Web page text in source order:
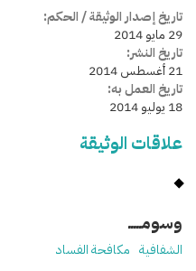
تاريخ إصدار الوثيقة / الحكم:
29 مايو 2014
تاريخ النشر:
21 أغسطس 2014
تاريخ العمل به:
18 يوليو 2014
علاقات الوثيقة
وسومـــــ
الشفافية مكافحة الفساد